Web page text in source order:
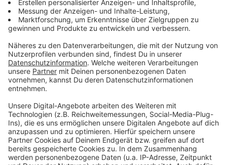
der Bauvorschriften und deutlich schnellere
Genehmigungsverfahren, um Projekte effizienter
umsetzen zu können.
Die Expo Real bietet eine ideale Plattform, um
Investoren von den Potenzialen der Region zu
überzeugen und wichtige Impulse für die Zukunft zu
setzen.
Anzeige